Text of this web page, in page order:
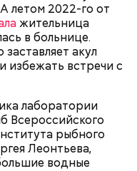
летом 2022-го от
жительница
в больнице.
акул
избежать встречи с
лаборатории
Всероссийского
рыбного
Леонтьева,
водные
отметил, что еще
даже мечтать
вполне
нужно
все эти оценки
кому-то выгодны,